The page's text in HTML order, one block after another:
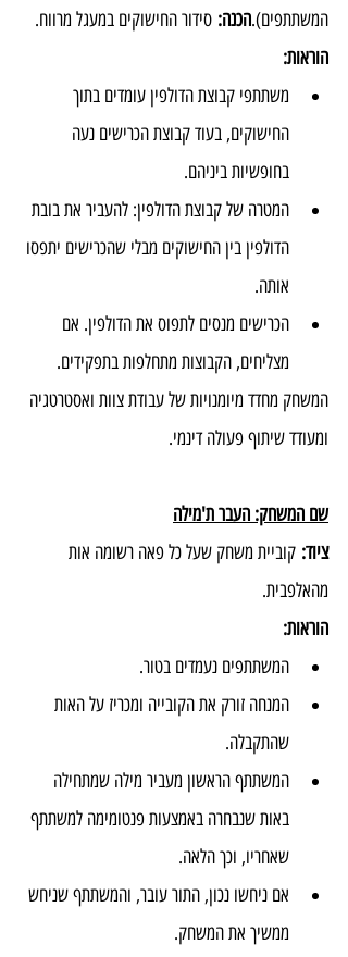
המשתתפים).הכנה: סידור החישוקים במעגל מרווח.
הוראות:
משתתפי קבוצת הדולפין עומדים בתוך
החישוקים, בעוד קבוצת הכרישים נעה
בחופשיות ביניהם.
המטרה של קבוצת הדולפין: להעביר את בובת
הדולפין בין החישוקים מבלי שהכרישים יתפסו
אותה.
הכרישים מנסים לתפוס את הדולפין. אם
מצליחים, הקבוצות מתחלפות בתפקידים.
המשחק מחדד מיומנויות של עבודת צוות ואסטרטגיה
ומעודד שיתוף פעולה דינמי.
שם המשחק: העבר ת'מילה
ציוד: קוביית משחק שעל כל פאה רשומה אות
מהאלפבית.
הוראות:
המשתתפים נעמדים בטור.
המנחה זורק את הקובייה ומכריז על האות
שהתקבלה.
המשתתף הראשון מעביר מילה שמתחילה
באות שנבחרה באמצעות פנטומימה למשתתף
שאחריו, וכך הלאה.
אם ניחשו נכון, התור עובר, והמשתתף שניחש
ממשיך את המשחק.